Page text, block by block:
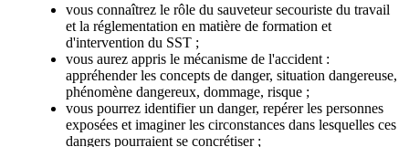
vous connaîtrez le rôle du sauveteur secouriste du travail
et la réglementation en matière de formation et
d'intervention du SST ;
vous aurez appris le mécanisme de l'accident :
appréhender les concepts de danger, situation dangereuse,
phénomène dangereux, dommage, risque ;
vous pourrez identifier un danger, repérer les personnes
exposées et imaginer les circonstances dans lesquelles ces
dangers pourraient se concrétiser ;